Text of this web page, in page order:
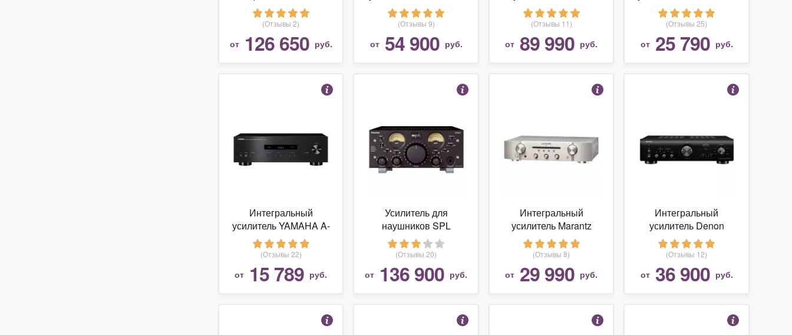
Stereo Power Amplifier
(Отзывы 2)
от 126 650 руб.
(Отзывы 9)
от 54 900 руб.
A8C
(Отзывы 11)
от 89 990 руб.
S301
(Отзывы 25)
от 25 790 руб.
Интегральный
усилитель YAMAHA A-
S201
(Отзывы 22)
от 15 789 руб.
Усилитель для
наушников SPL
Phonitor
(Отзывы 20)
от 136 900 руб.
Интегральный
усилитель Marantz
PM5005
(Отзывы 8)
от 29 990 руб.
Интегральный
усилитель Denon
PMA-800NE
(Отзывы 12)
от 36 900 руб.